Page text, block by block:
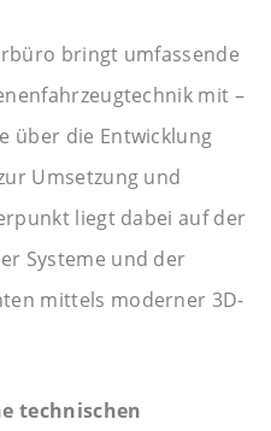
bringt umfassende
mit –
über die Entwicklung
Umsetzung und
liegt dabei auf der
Systeme und der
mittels moderner 3D-
technischen